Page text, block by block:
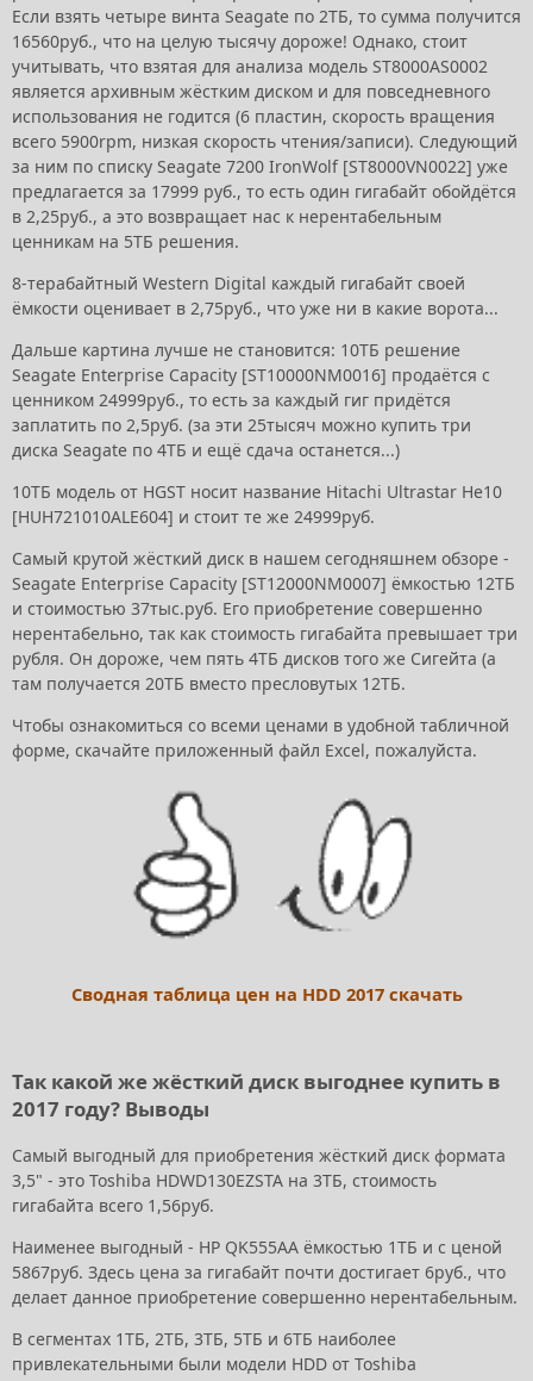
Если взять четыре винта Seagate по 2ТБ, то сумма получится
16560руб., что на целую тысячу дороже! Однако, стоит
учитывать, что взятая для анализа модель ST8000AS0002
является архивным жёстким диском и для повседневного
использования не годится (6 пластин, скорость вращения
всего 5900rpm, низкая скорость чтения/записи). Следующий
за ним по списку Seagate 7200 IronWolf [ST8000VN0022] уже
предлагается за 17999 руб., то есть один гигабайт обойдётся
в 2,25руб., а это возвращает нас к нерентабельным
ценникам на 5ТБ решения.
8-терабайтный Western Digital каждый гигабайт своей
ёмкости оценивает в 2,75руб., что уже ни в какие ворота...
Дальше картина лучше не становится: 10ТБ решение
Seagate Enterprise Capacity [ST10000NM0016] продаётся с
ценником 24999руб., то есть за каждый гиг придётся
заплатить по 2,5руб. (за эти 25тысяч можно купить три
диска Seagate по 4ТБ и ещё сдача останется...)
10ТБ модель от HGST носит название Hitachi Ultrastar He10
[HUH721010ALE604] и стоит те же 24999руб.
Самый крутой жёсткий диск в нашем сегодняшнем обзоре -
Seagate Enterprise Capacity [ST12000NM0007] ёмкостью 12ТБ
и стоимостью 37тыс.руб. Его приобретение совершенно
нерентабельно, так как стоимость гигабайта превышает три
рубля. Он дороже, чем пять 4ТБ дисков того же Сигейта (а
там получается 20ТБ вместо пресловутых 12ТБ.
Чтобы ознакомиться со всеми ценами в удобной табличной
форме, скачайте приложенный файл Excel, пожалуйста.
Сводная таблица цен на HDD 2017 скачать
Так какой же жёсткий диск выгоднее купить в
2017 году? Выводы
Самый выгодный для приобретения жёсткий диск формата
3,5" - это Toshiba HDWD130EZSTA на 3ТБ, стоимость
гигабайта всего 1,56руб.
Наименее выгодный - HP QK555AA ёмкостью 1ТБ и с ценой
5867руб. Здесь цена за гигабайт почти достигает 6руб., что
делает данное приобретение совершенно нерентабельным.
В сегментах 1ТБ, 2ТБ, 3ТБ, 5ТБ и 6ТБ наиболее
привлекательными были модели HDD от Toshiba